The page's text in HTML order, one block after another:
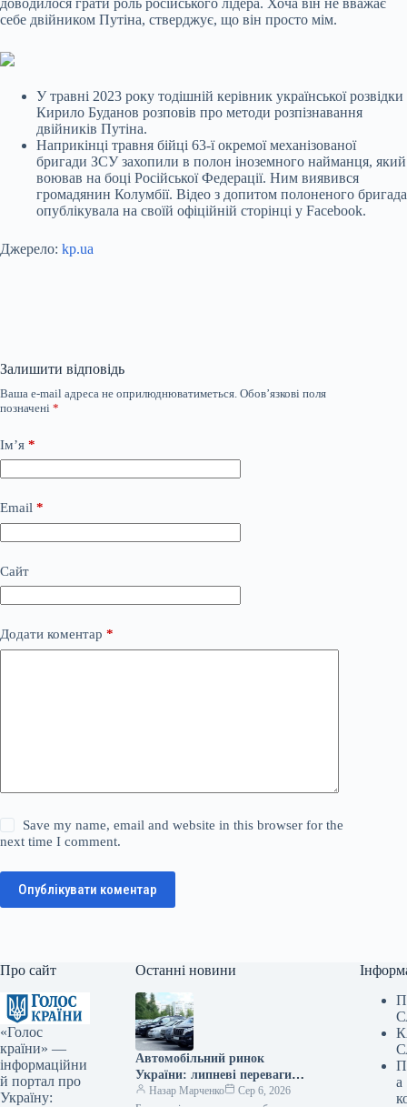
себе двійником Путіна, стверджує, що він просто мім.
У травні 2023 року тодішній керівник української розвідки
Кирило Буданов розповів про методи розпізнавання
двійників Путіна.
Наприкінці травня бійці 63-ї окремої механізованої
бригади ЗСУ захопили в полон іноземного найманця, який
воював на боці Російської Федерації. Ним виявився
громадянин Колумбії. Відео з допитом полоненого бригада
опублікувала на своїй офіційній сторінці у Facebook.
Джерело: kp.ua
Залишити відповідь
Ваша e-mail адреса не оприлюднюватиметься. Обов’язкові поля
позначені *
Ім’я *
Email *
Сайт
Додати коментар *
Save my name, email and website in this browser for the
next time I comment.
Опублікувати коментар
Про сайт
«Голос
країни» —
інформаційни
й портал про
Україну:
Останні новини
Автомобільний ринок
України: липневі переваги
українців у виборі двигунів
Назар Марченко
Сер 6, 2026
а